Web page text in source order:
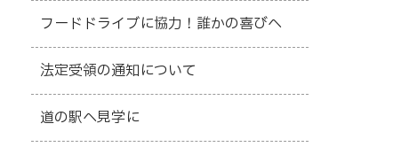
フードドライブに協力！誰かの喜びへ
法定受領の通知について
道の駅へ見学に